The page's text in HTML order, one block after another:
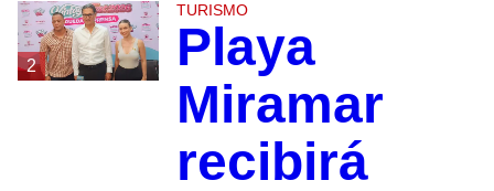
2
TURISMO
Playa
Miramar
recibirá